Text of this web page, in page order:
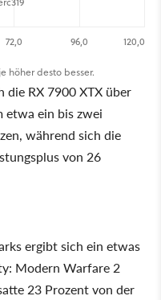
72,0 96,0 120,0
höher desto besser.
die RX 7900 XTX über
etwa ein bis zwei
während sich die
von 26
ergibt sich ein etwas
Modern Warfare 2
23 Prozent von der